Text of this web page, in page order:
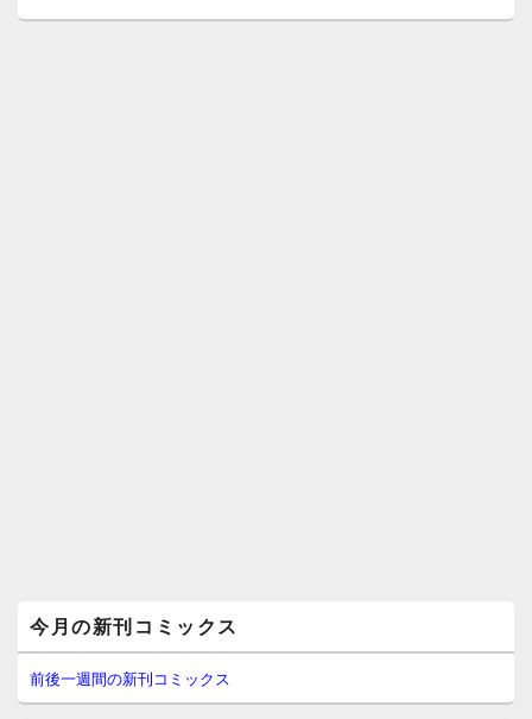
イ
ン
サ
イ
今月の新刊コミックス
前後一週間の新刊コミックス